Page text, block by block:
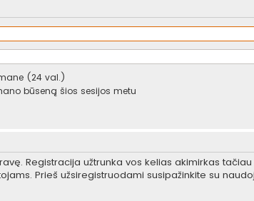
(24 val.)
būseną šios sesijos metu
Registracija užtrunka vos kelias akimirkas
Prieš užsiregistruodami susipažinkite su